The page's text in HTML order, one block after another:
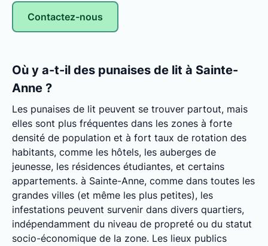
Contactez-nous
Où y a-t-il des punaises de lit à Sainte-
Anne ?
Les punaises de lit peuvent se trouver partout, mais
elles sont plus fréquentes dans les zones à forte
densité de population et à fort taux de rotation des
habitants, comme les hôtels, les auberges de
jeunesse, les résidences étudiantes, et certains
appartements. à Sainte-Anne, comme dans toutes les
grandes villes (et même les plus petites), les
infestations peuvent survenir dans divers quartiers,
indépendamment du niveau de propreté ou du statut
socio-économique de la zone. Les lieux publics